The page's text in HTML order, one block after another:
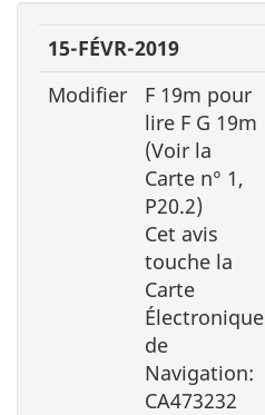
15-FÉVR-2019
Modifier
F 19m pour
lire F G 19m
(Voir la
Carte n° 1,
P20.2)
Cet avis
touche la
Carte
Électronique
de
Navigation:
CA473232